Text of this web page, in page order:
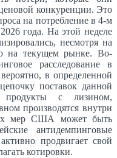
конкуренции. Это
на потребление в 4-м
года. На этой неделе
несмотря на
на текущем рынке. Во-
расследование в
в определенной
поставок данной
продукты с лизином,
производятся внутри
мер США может быть
антидемпинговые
продвигает свой
котировки.